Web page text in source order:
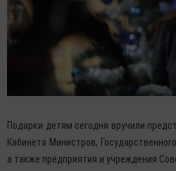
Подарки детям сегодня вручили
Кабинета Министров,
а также предприятия и учреждения